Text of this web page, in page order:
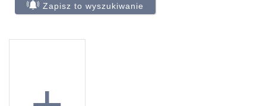
Zapisz to wyszukiwanie